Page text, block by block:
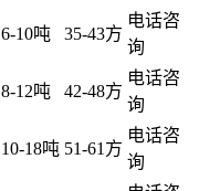
6-10吨 35-43方
电话咨
询
8-12吨 42-48方
电话咨
询
10-18吨 51-61方
电话咨
询